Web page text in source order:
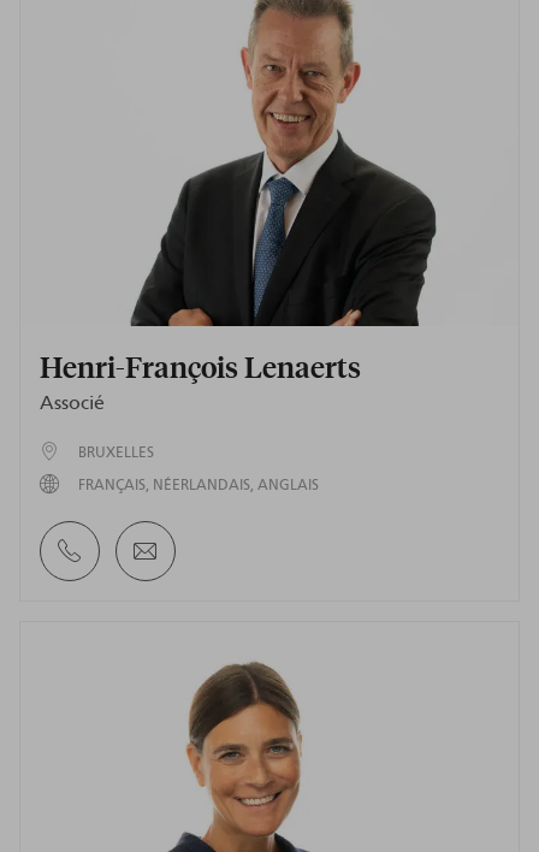
Henri-François Lenaerts
Associé
BRUXELLES
FRANÇAIS NÉERLANDAIS ANGLAIS